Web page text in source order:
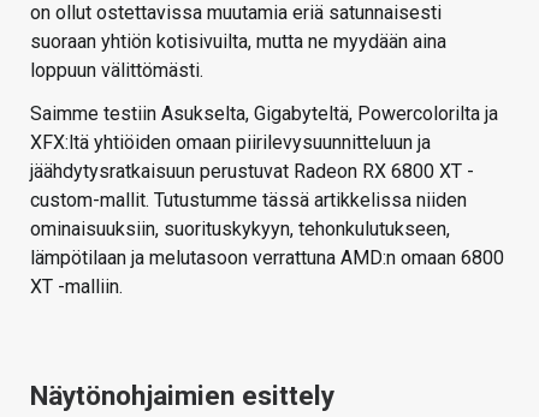
on ollut ostettavissa muutamia eriä satunnaisesti
suoraan yhtiön kotisivuilta, mutta ne myydään aina
loppuun välittömästi.
Saimme testiin Asukselta, Gigabyteltä, Powercolorilta ja
XFX:ltä yhtiöiden omaan piirilevysuunnitteluun ja
jäähdytysratkaisuun perustuvat Radeon RX 6800 XT -
custom-mallit. Tutustumme tässä artikkelissa niiden
ominaisuuksiin, suorituskykyyn, tehonkulutukseen,
lämpötilaan ja melutasoon verrattuna AMD:n omaan 6800
XT -malliin.
Näytönohjaimien esittely